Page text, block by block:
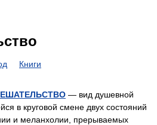
Книги
— вид душевной
в круговой смене двух состояний
и меланхолии, прерываемых